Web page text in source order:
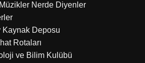
Nerde Diyenler
Kaynak Deposu
Rotaları
ve Bilim Kulübü